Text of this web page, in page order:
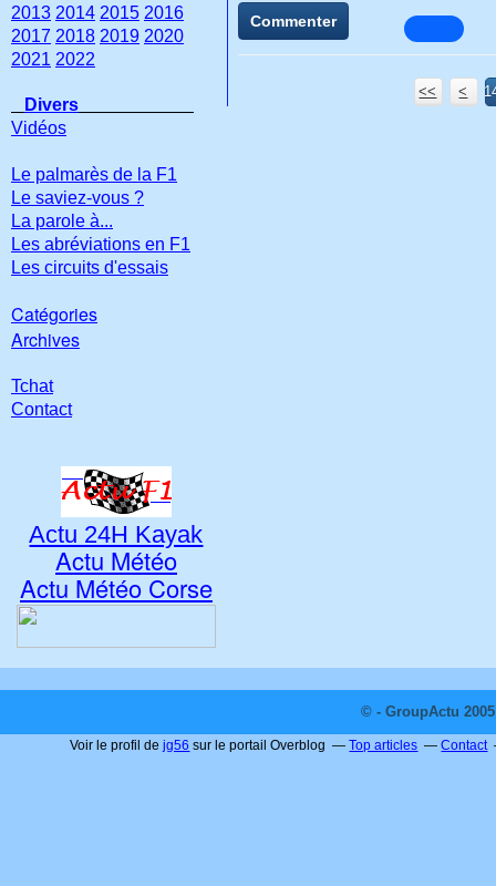
Commenter
<< <
2013 2014 2015 2016
2017 2018 2019 2020
2021 2022
Divers
Vidéos
Le palmarès de la F1
Le saviez-vous ?
La parole à...
Les abréviations en F1
Les circuits d'essais
Catégories
Archives
Tchat
Contact
Actu 24H Kayak
Actu Météo
Actu Météo Corse
© - GroupActu
Voir le profil dejg56 sur le portail Overblog Top articles Contact